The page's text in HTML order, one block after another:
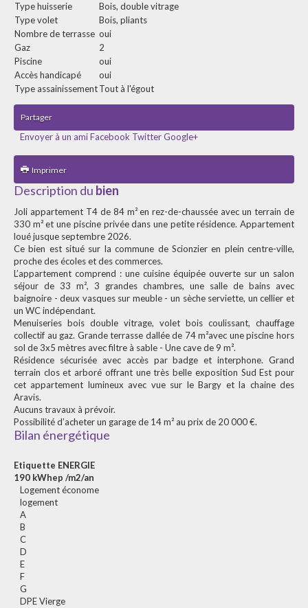
Type huisserie
Bois, double vitrage
Type volet
Bois, pliants
Nombre de terrasse oui
Gaz
2
Piscine
oui
Accès handicapé
oui
Type assainissementTout à l'égout
Partager
Envoyer à un amiFacebook TwitterGoogle+
Imprimer
Description du bien
Joli appartement T4 de 84 m² en rez-de-chaussée avec un terrain de
330 m² et une piscine privée dans une petite résidence. Appartement
loué jusque septembre 2026.
Ce bien est situé sur la commune de Scionzier en plein centre-ville,
proche des écoles et des commerces.
L’appartement comprend : une cuisine équipée ouverte sur un salon
séjour de 33 m², 3 grandes chambres, une salle de bains avec
baignoire - deux vasques sur meuble - un sèche serviette, un cellier et
un WC indépendant.
Menuiseries bois double vitrage, volet bois coulissant, chauffage
collectif au gaz. Grande terrasse dallée de 74 m²avec une piscine hors
sol de 3x5 mètres avec filtre à sable - Une cave de 9 m².
Résidence sécurisée avec accès par badge et interphone. Grand
terrain clos et arboré offrant une très belle exposition Sud Est pour
cet appartement lumineux avec vue sur le Bargy et la chaine des
Aravis.
Aucuns travaux à prévoir.
Possibilité d’acheter un garage de 14 m² au prix de 20 000 €.
Bilan énergétique
Etiquette ENERGIE
190 kWhep /m2/an
Logement économe
logement
A
B
C
D
E
F
G
DPE Vierge